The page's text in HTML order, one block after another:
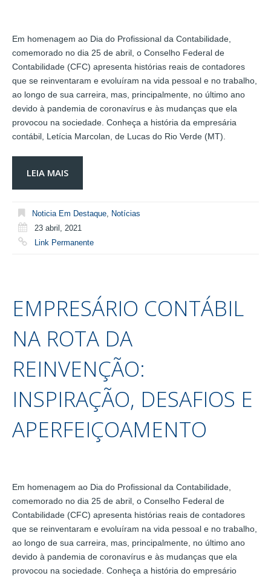
Em homenagem ao Dia do Profissional da Contabilidade,
comemorado no dia 25 de abril, o Conselho Federal de
Contabilidade (CFC) apresenta histórias reais de contadores
que se reinventaram e evoluíram na vida pessoal e no trabalho,
ao longo de sua carreira, mas, principalmente, no último ano
devido à pandemia de coronavírus e às mudanças que ela
provocou na sociedade. Conheça a história da empresária
contábil, Letícia Marcolan, de Lucas do Rio Verde (MT).
LEIA MAIS
Noticia Em Destaque Notícias
23 abril, 2021
Link Permanente
EMPRESÁRIO CONTÁBIL
NA ROTA DA
REINVENÇÃO:
INSPIRAÇÃO, DESAFIOS E
APERFEIÇOAMENTO
Em homenagem ao Dia do Profissional da Contabilidade,
comemorado no dia 25 de abril, o Conselho Federal de
Contabilidade (CFC) apresenta histórias reais de contadores
que se reinventaram e evoluíram na vida pessoal e no trabalho,
ao longo de sua carreira, mas, principalmente, no último ano
devido à pandemia de coronavírus e às mudanças que ela
provocou na sociedade. Conheça a história do empresário